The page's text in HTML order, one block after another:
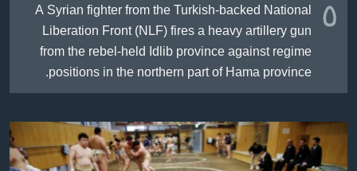
٥ A Syrian fighter from the Turkish-backed National
Liberation Front (NLF) fires a heavy artillery gun
from the rebel-held Idlib province against regime
positions in the northern part of Hama province.